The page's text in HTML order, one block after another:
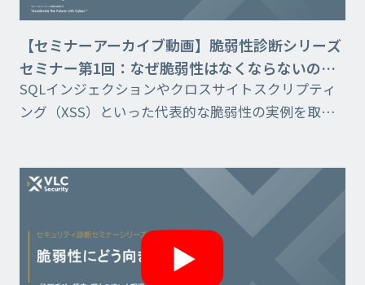
【セミナーアーカイブ動画】脆弱性診断シリーズ
セミナー第1回：なぜ脆弱性はなくならないの
か？ 攻撃の実態と構造的な発生要因を解き明かす
SQLインジェクションやクロスサイトスクリプティ
ング（XSS）といった代表的な脆弱性の実例を取り
かを、実際の...